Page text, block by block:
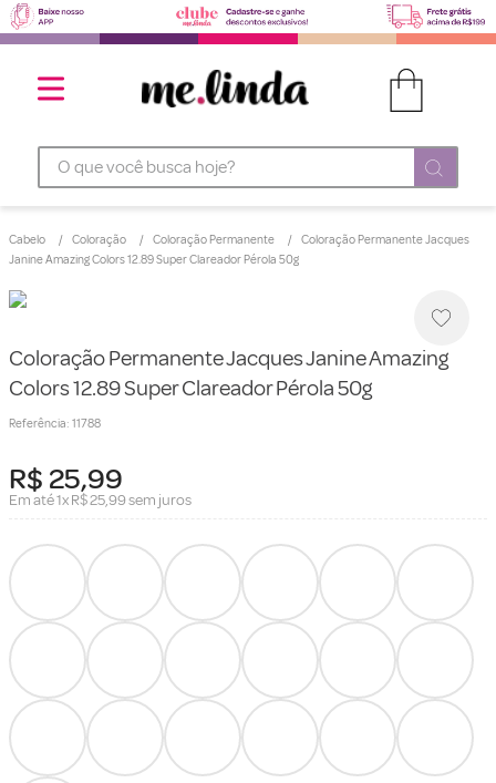
O que você busca hoje?
Cabelo Coloração Coloração Permanente
Coloração Permanente Jacques
Janine Amazing Colors 12.89 Super Clareador Pérola 50g
Coloração Permanente Jacques Janine Amazing
Colors 12.89 Super Clareador Pérola 50g
Referência: 11788
R$ 25,99
Em até1xR$25,99sem juros